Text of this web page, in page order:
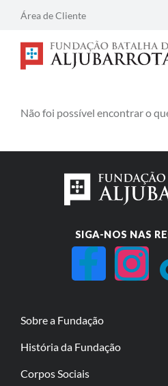
Área de Cliente
Não foi possível encontrar o
SIGA-NOS NAS
Sobre a Fundação
História da Fundação
Corpos Sociais